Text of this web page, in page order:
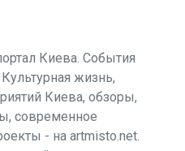
Киева. События
жизнь,
Киева, обзоры,
современное
- на artmisto.net.